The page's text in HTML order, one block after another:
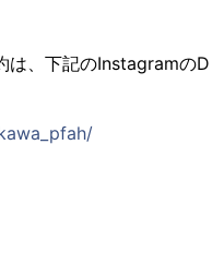
は、下記のInstagramのD